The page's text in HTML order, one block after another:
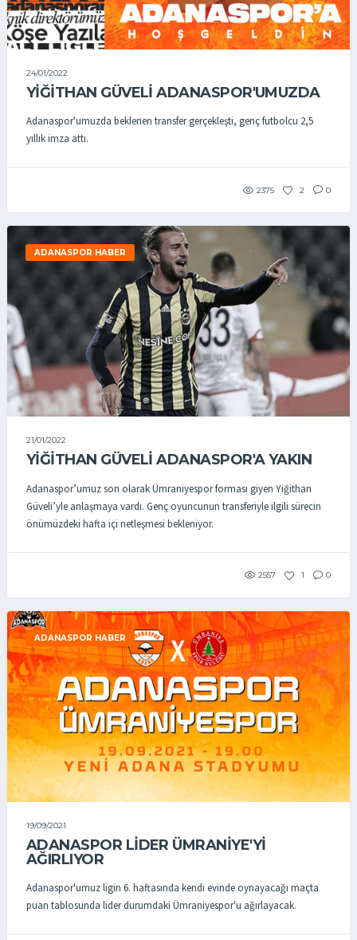
24/01/2022
YİĞİTHAN GÜVELİ ADANASPOR'UMUZDA
Adanaspor'umuzda beklenen transfer gerçekleşti, genç futbolcu 2,5
yıllık imza attı.
2375 2 0
ADANASPOR HABER
21/01/2022
YİĞİTHAN GÜVELİ ADANASPOR'A YAKIN
Adanaspor’umuz son olarak Ümraniyespor forması giyen Yiğithan
Güveli’yle anlaşmaya vardı. Genç oyuncunun transferiyle ilgili sürecin
önümüzdeki hafta içi netleşmesi bekleniyor.
2557 1 0
ADANASPOR HABER
19/09/2021
ADANASPOR LİDER ÜMRANİYE'Yİ
AĞIRLIYOR
Adanaspor'umuz ligin 6. haftasında kendi evinde oynayacağı maçta
puan tablosunda lider durumdaki Ümraniyespor'u ağırlayacak.